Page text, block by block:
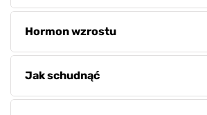
Hormon wzrostu
Jak schudnąć